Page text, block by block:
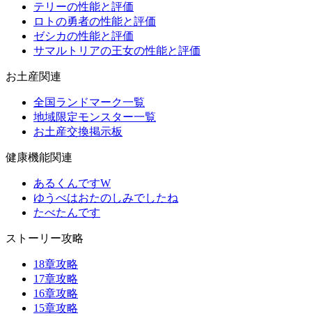
テリーの性能と評価
ロトの勇者の性能と評価
ゼシカの性能と評価
サマルトリアの王女の性能と評価
お土産関連
全国ランドマーク一覧
地域限定モンスター一覧
お土産交換掲示板
健康機能関連
あるくんですW
ゆうべはおたのしみでしたね
たべたんです
ストーリー攻略
18章攻略
17章攻略
16章攻略
15章攻略